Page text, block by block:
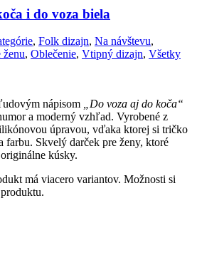
i do voza biela
, Folk dizajn, Na návštevu,
ženu, Oblečenie, Vtipný dizajn, Všetky
nápisom „Do voza aj do koča“
a moderný vzhľad. Vyrobené z
úpravou, vďaka ktorej si tričko
farbu. Skvelý darček pre ženy, ktoré
kúsky.
má viacero variantov. Možnosti si